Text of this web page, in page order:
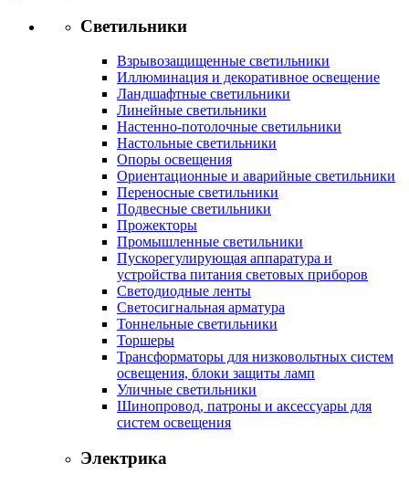
Светильники
Взрывозащищенные светильники
Иллюминация и декоративное освещение
Ландшафтные светильники
Линейные светильники
Настенно-потолочные светильники
Настольные светильники
Опоры освещения
Ориентационные и аварийные светильники
Переносные светильники
Подвесные светильники
Прожекторы
Промышленные светильники
Пускорегулирующая аппаратура и
устройства питания световых приборов
Светодиодные ленты
Светосигнальная арматура
Тоннельные светильники
Торшеры
Трансформаторы для низковольтных систем
освещения, блоки защиты ламп
Уличные светильники
Шинопровод, патроны и аксессуары для
систем освещения
Электрика